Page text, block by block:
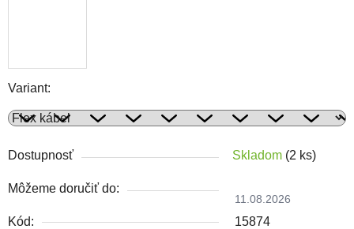
Variant:
Dostupnosť Skladom (2 ks)
Môžeme doručiť do:
11.08.2026
Kód: 15874